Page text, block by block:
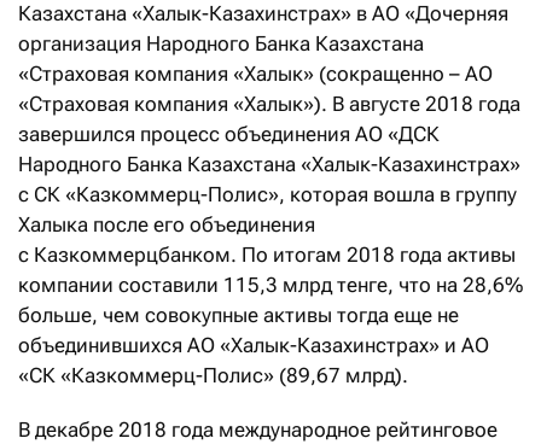
Казахстана «Халык-Казах­инстрах» в АО «Дочерняя
организация Народного Банка Казахстана
«Страховая компания «Халык» (сокращенно – АО
«Страховая компания «Халык»). В августе 2018 года
завершился процесс объединения АО «ДСК
Народного Банка Казахстана «Халык-Казахинстрах»
с СК «Казкоммерц-Полис», которая вошла в группу
Халыка после его объединения
с Казкоммерцбанком. По итогам 2018 года активы
компании составили 115,3 млрд тенге, что на 28,6%
больше, чем совокупные активы тогда еще не
объединившихся АО «Халык-Казахинстрах» и АО
«СК «Казкоммерц-Полис» (89,67 млрд).
В декабре 2018 года международное рейтинговое